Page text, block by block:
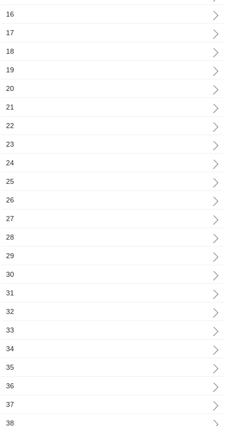
16
17
18
19
20
21
22
23
24
25
26
27
28
29
30
31
32
33
34
35
36
37
38